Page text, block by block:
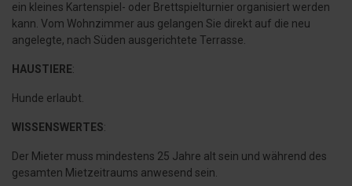
ein kleines Kartenspiel- oder Brettspielturnier organisiert werden
kann. Vom Wohnzimmer aus gelangen Sie direkt auf die neu
angelegte, nach Süden ausgerichtete Terrasse.
HAUSTIERE:
Hunde erlaubt.
WISSENSWERTES:
Der Mieter muss mindestens 25 Jahre alt sein und während des
gesamten Mietzeitraums anwesend sein.